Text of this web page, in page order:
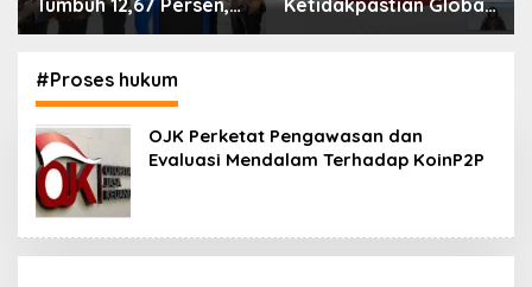
Ketidakpastian Global,
OJK Pastikan
Keuangan Tetap
Terjaga
Investor Pasar Modal
Tembus 30 Juta per
#Proses hukum
OJK Perketat Pengawasan dan
Evaluasi Mendalam Terhadap KoinP2P